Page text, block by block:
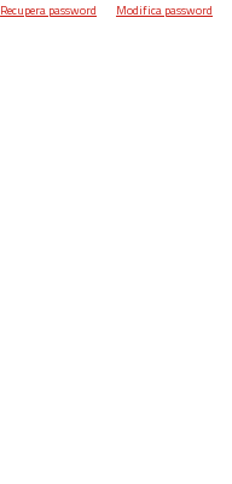
Recupera password Modifica password